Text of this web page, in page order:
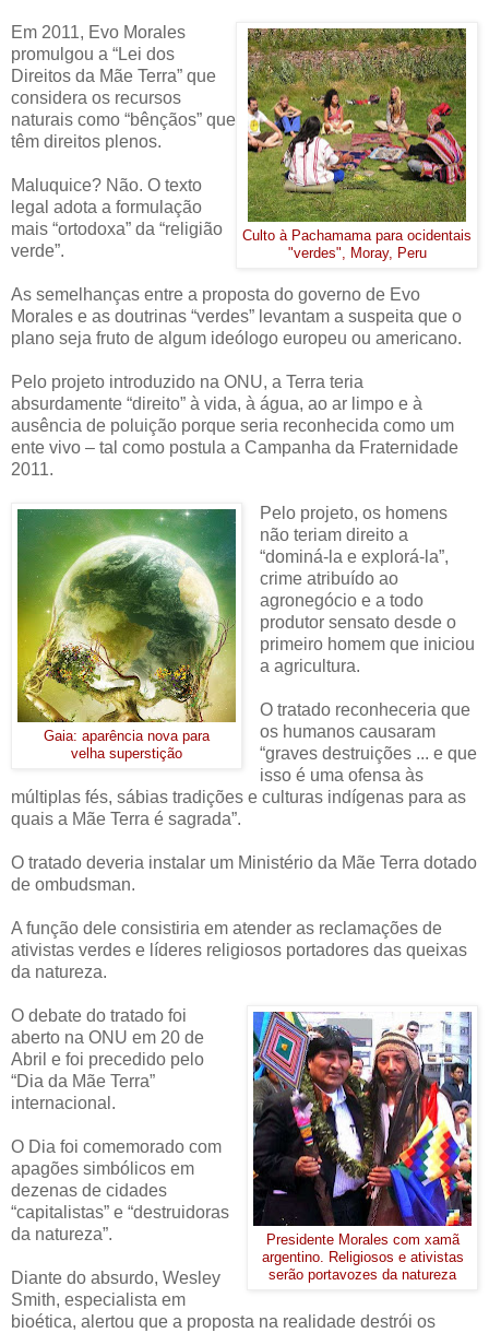
Culto à Pachamama para ocidentais
"verdes", Moray, Peru
Em 2011, Evo Morales
promulgou a “Lei dos
Direitos da Mãe Terra” que
considera os recursos
naturais como “bênçãos” que
têm direitos plenos.
Maluquice? Não. O texto
legal adota a formulação
mais “ortodoxa” da “religião
verde”.
As semelhanças entre a proposta do governo de Evo
Morales e as doutrinas “verdes” levantam a suspeita que o
plano seja fruto de algum ideólogo europeu ou americano.
Pelo projeto introduzido na ONU, a Terra teria
absurdamente “direito” à vida, à água, ao ar limpo e à
ausência de poluição porque seria reconhecida como um
ente vivo ‒ tal como postula a Campanha da Fraternidade
2011.
Gaia: aparência nova para
velha superstição
Pelo projeto, os homens
não teriam direito a
“dominá-la e explorá-la”,
crime atribuído ao
agronegócio e a todo
produtor sensato desde o
primeiro homem que iniciou
a agricultura.
O tratado reconheceria que
os humanos causaram
“graves destruições ... e que
isso é uma ofensa às
múltiplas fés, sábias tradições e culturas indígenas para as
quais a Mãe Terra é sagrada”.
O tratado deveria instalar um Ministério da Mãe Terra dotado
de ombudsman.
A função dele consistiria em atender as reclamações de
ativistas verdes e líderes religiosos portadores das queixas
da natureza.
Presidente Morales com xamã
argentino. Religiosos e ativistas
serão portavozes da natureza
O debate do tratado foi
aberto na ONU em 20 de
Abril e foi precedido pelo
“Dia da Mãe Terra”
internacional.
O Dia foi comemorado com
apagões simbólicos em
dezenas de cidades
“capitalistas” e “destruidoras
da natureza”.
Diante do absurdo, Wesley
Smith, especialista em
bioética, alertou que a proposta na realidade destrói os